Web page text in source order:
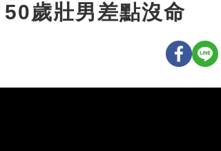
歲壯男差點沒命